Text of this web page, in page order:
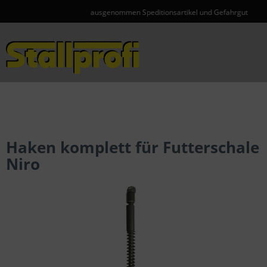
ausgenommen Speditionsartikel und Gefahrgut
Haken komplett für Futterschale
Niro